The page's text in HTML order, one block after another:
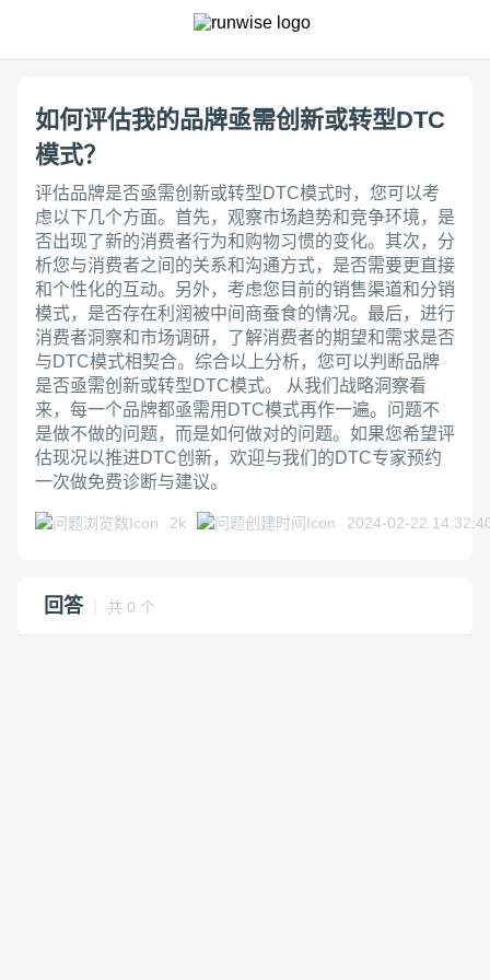
如何评估我的品牌亟需创新或转型DTC
模式？
评估品牌是否亟需创新或转型DTC模式时，您可以考
虑以下几个方面。首先，观察市场趋势和竞争环境，是
否出现了新的消费者行为和购物习惯的变化。其次，分
析您与消费者之间的关系和沟通方式，是否需要更直接
和个性化的互动。另外，考虑您目前的销售渠道和分销
模式，是否存在利润被中间商蚕食的情况。最后，进行
消费者洞察和市场调研，了解消费者的期望和需求是否
与DTC模式相契合。综合以上分析，您可以判断品牌
是否亟需创新或转型DTC模式。 从我们战略洞察看
来，每一个品牌都亟需用DTC模式再作一遍。问题不
是做不做的问题，而是如何做对的问题。如果您希望评
估现况以推进DTC创新，欢迎与我们的DTC专家预约
一次做免费诊断与建议。
2k 2024-02-22
回答 ｜ 共 0 个